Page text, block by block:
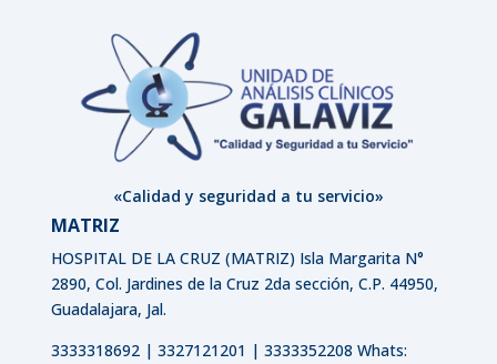
«Calidad y seguridad a tu servicio»
MATRIZ
HOSPITAL DE LA CRUZ (MATRIZ) Isla Margarita N°
2890, Col. Jardines de la Cruz 2da sección, C.P. 44950,
Guadalajara, Jal.
3333318692 | 3327121201 | 3333352208 Whats: